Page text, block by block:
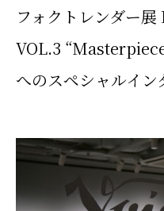
フォクトレンダー
VOL.3
へのスペシャルイン